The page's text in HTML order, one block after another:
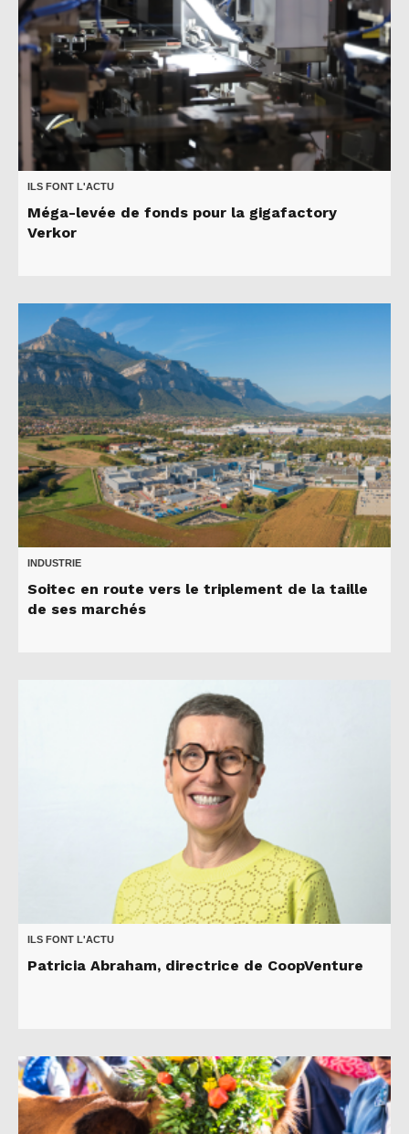
ILS FONT L'ACTU
Méga-levée de fonds pour la gigafactory
Verkor
INDUSTRIE
Soitec en route vers le triplement de la taille
de ses marchés
ILS FONT L'ACTU
Patricia Abraham, directrice de CoopVenture